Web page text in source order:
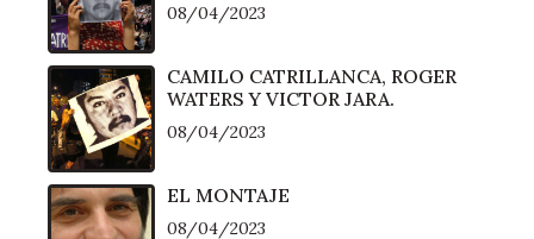
08/04/2023
CAMILO CATRILLANCA, ROGER
WATERS Y VICTOR JARA.
08/04/2023
EL MONTAJE
08/04/2023